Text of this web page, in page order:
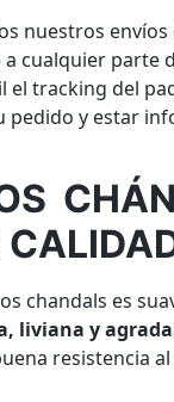
nuestros
a cualquier parte
el tracking del
pedido y estar
chandals es
liviana y
resistencia